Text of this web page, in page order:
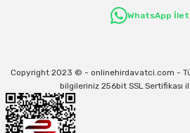
31/12/2026 Tarihine Kadar Geçerlidir
WhatsApp
Copyright 2023 © - onlinehirdavatci.com -
bilgileriniz 256bit SSL Sertifikası